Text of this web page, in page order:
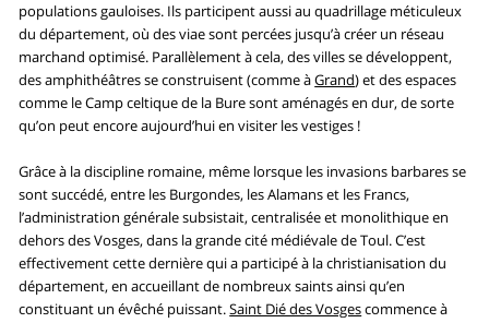
populations gauloises. Ils participent aussi au quadrillage méticuleux
du département, où des viae sont percées jusqu’à créer un réseau
marchand optimisé. Parallèlement à cela, des villes se développent,
des amphithéâtres se construisent (comme àGrand) et des espaces
comme le Camp celtique de la Bure sont aménagés en dur, de sorte
qu’on peut encore aujourd’hui en visiter les vestiges !
Grâce à la discipline romaine, même lorsque les invasions barbares se
sont succédé, entre les Burgondes, les Alamans et les Francs,
l’administration générale subsistait, centralisée et monolithique en
dehors des Vosges, dans la grande cité médiévale de Toul. C’est
effectivement cette dernière qui a participé à la christianisation du
département, en accueillant de nombreux saints ainsi qu’en
constituant un évêché puissant.Saint Dié des Vosgescommence à